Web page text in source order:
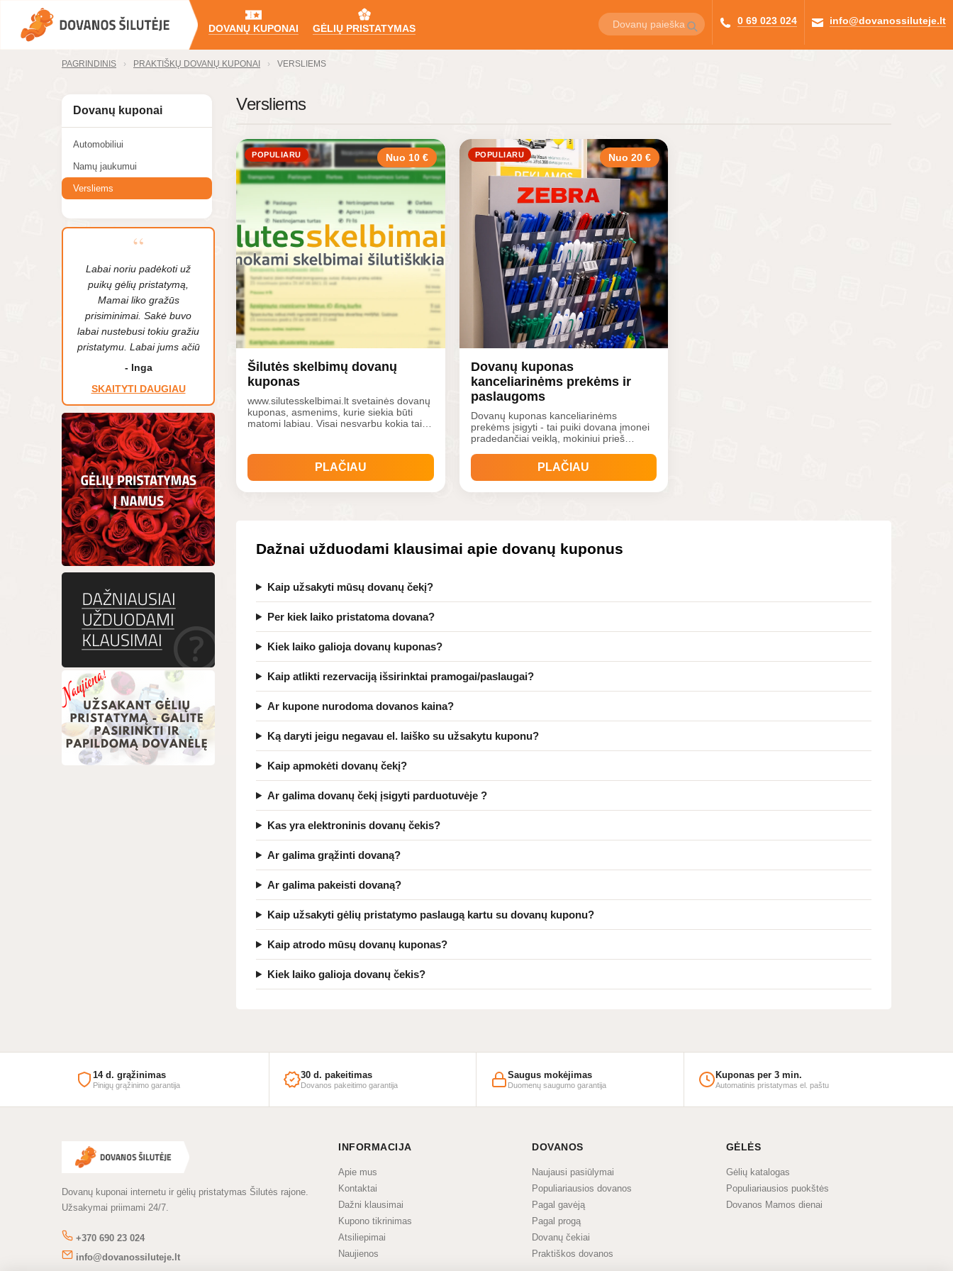
DOVANŲ KUPONAI GĖLIŲ PRISTATYMAS
info@dovanossiluteje.lt
0 69 023 024
PAGRINDINIS PRAKTIŠKŲ DOVANŲ KUPONAI VERSLIEMS
Versliems
POPULIARU Nuo 10 €
Šilutės skelbimų dovanų
kuponas
www.silutesskelbimai.lt svetainės dovanų
kuponas, asmenims, kurie siekia būti
matomi labiau. Visai nesvarbu kokia tai
bet ir ryškinti, iškelti, pažymėti VIP
savo įdėtus skelbimus!
PLAČIAU
POPULIARU Nuo 20 €
Dovanų kuponas
kanceliarinėms prekėms ir
paslaugoms
Dovanų kuponas kanceliarinėms
prekėms įsigyti - tai puiki dovana įmonei
pradedančiai veiklą, mokiniui prieš
yra nuolatinis kanceliarinių prekių
PLAČIAU
Dažnai užduodami klausimai apie dovanų kuponus
Kaip užsakyti mūsų dovanų čekį?
Per kiek laiko pristatoma dovana?
Kiek laiko galioja dovanų kuponas?
Kaip atlikti rezervaciją išsirinktai pramogai/paslaugai?
Ar kupone nurodoma dovanos kaina?
Ką daryti jeigu negavau el. laiško su užsakytu kuponu?
Kaip apmokėti dovanų čekį?
Ar galima dovanų čekį įsigyti parduotuvėje ?
Kas yra elektroninis dovanų čekis?
Ar galima grąžinti dovaną?
Ar galima pakeisti dovaną?
Kaip užsakyti gėlių pristatymo paslaugą kartu su dovanų kuponu?
Kaip atrodo mūsų dovanų kuponas?
Kiek laiko galioja dovanų čekis?
Dovanų kuponai
Automobiliui
Namų jaukumui
Versliems
Labai noriu padėkoti už
puikų gėlių pristatymą,
Mamai liko gražūs
prisiminimai. Sakė buvo
labai nustebusi tokiu gražiu
pristatymu. Labai jums ačiū
- Inga
SKAITYTI DAUGIAU
14 d. grąžinimas
Pinigų grąžinimo garantija
30 d. pakeitimas
Dovanos pakeitimo garantija
Saugus mokėjimas
Duomenų saugumo garantija
Kuponas per 3 min.
Automatinis pristatymas el. paštu
Dovanų kuponai internetu ir gėlių pristatymas Šilutės rajone.
Užsakymai priimami 24/7.
+370 690 23 024
info@dovanossiluteje.lt
INFORMACIJA
Apie mus
Kontaktai
Dažni klausimai
Kupono tikrinimas
Atsiliepimai
Naujienos
DOVANOS
Naujausi pasiūlymai
Populiariausios dovanos
Pagal gavėją
Pagal progą
Dovanų čekiai
Praktiškos dovanos
GĖLĖS
Gėlių katalogas
Populiariausios puokštės
Dovanos Mamos dienai